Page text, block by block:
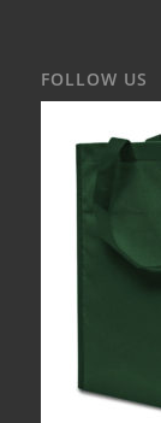
FOLLOW US